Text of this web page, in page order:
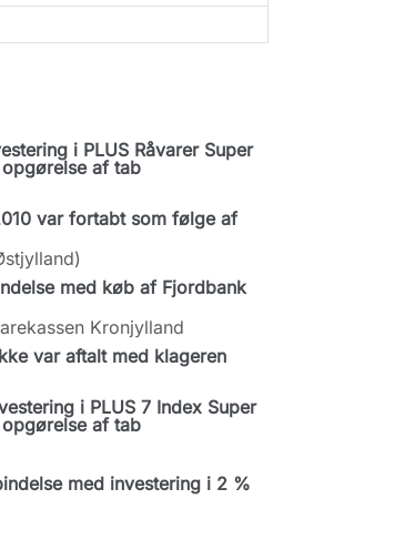
i PLUS Råvarer Super
af tab
var fortabt som følge af
med køb af Fjordbank
Kronjylland
var aftalt med klageren
i PLUS 7 Index Super
af tab
med investering i 2 %